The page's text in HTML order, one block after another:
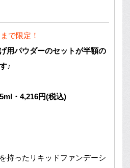
で限定！
用パウダーのセットが半額の
♪
・4,216円(税込)
持ったリキッドファンデーシ